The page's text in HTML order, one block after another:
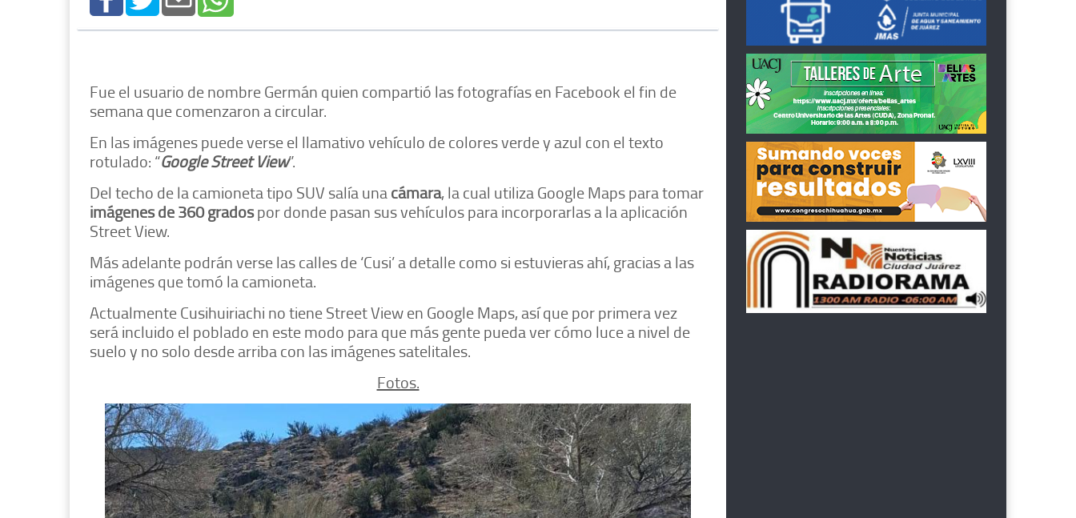
Fue el usuario de nombre Germán quien compartió las fotografías en Facebook el fin de
semana que comenzaron a circular.
En las imágenes puede verse el llamativo vehículo de colores verde y azul con el texto
rotulado: “Google Street View”.
Del techo de la camioneta tipo SUV salía unacámara, la cual utiliza Google Maps para tomar
imágenes de 360 gradospor donde pasan sus vehículos para incorporarlas a la aplicación
Street View.
Más adelante podrán verse las calles de ‘Cusi’ a detalle como si estuvieras ahí, gracias a las
imágenes que tomó la camioneta.
Actualmente Cusihuiriachi no tiene Street View en Google Maps, así que por primera vez
será incluido el poblado en este modo para que más gente pueda ver cómo luce a nivel de
suelo y no solo desde arriba con las imágenes satelitales.
Fotos.